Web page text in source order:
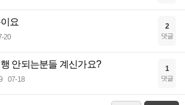
요
20
2
댓글
안되는분들 계신가요?
07-18
1
댓글